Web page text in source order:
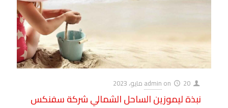
admin on 20 مايو، 2023
نبذة ليموزين الساحل الشمالي شركة سفنكس